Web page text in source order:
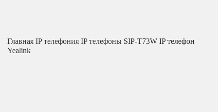
Главная IP телефония IP телефоны SIP-T73W IP телефон
Yealink